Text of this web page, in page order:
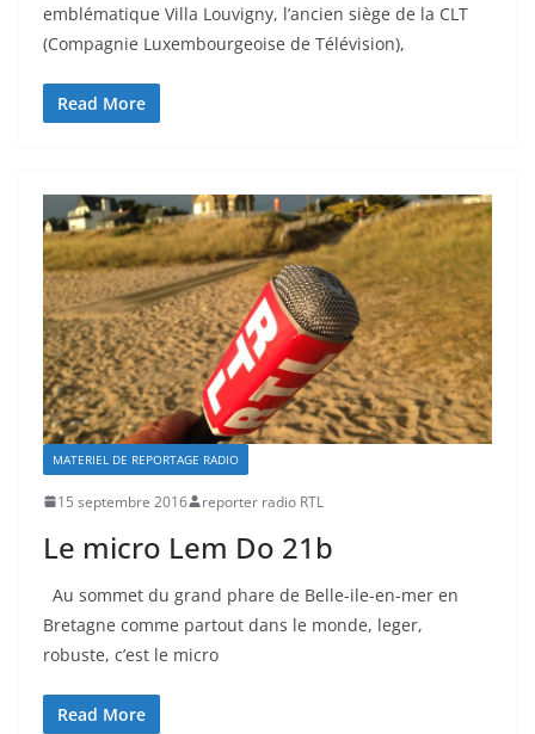
emblématique Villa Louvigny, l’ancien siège de la CLT
(Compagnie Luxembourgeoise de Télévision),
Read More
MATERIEL DE REPORTAGE RADIO
15 septembre 2016 reporter radio RTL
Le micro Lem Do 21b
Au sommet du grand phare de Belle-ile-en-mer en
Bretagne comme partout dans le monde, leger,
robuste, c’est le micro
Read More